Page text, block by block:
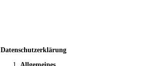
Datenschutzerklärung